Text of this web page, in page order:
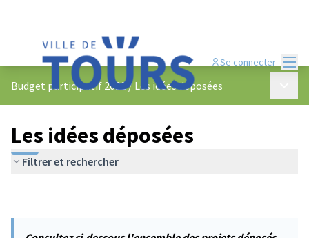
Se connecter
Budget participatif 2022/ Les idées déposées
Les idées déposées
Filtrer et rechercher